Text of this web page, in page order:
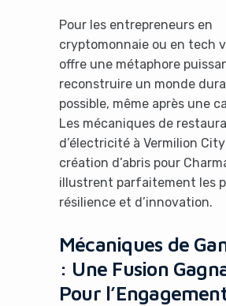
Pour les entrepreneurs en
cryptomonnaie ou en tech
offre une métaphore
reconstruire un monde
possible, même après une
Les mécaniques de
d’électricité à Vermilion
création d’abris pour
illustrent parfaitement les
résilience et d’innovation.
Mécaniques de
: Une Fusion
Pour